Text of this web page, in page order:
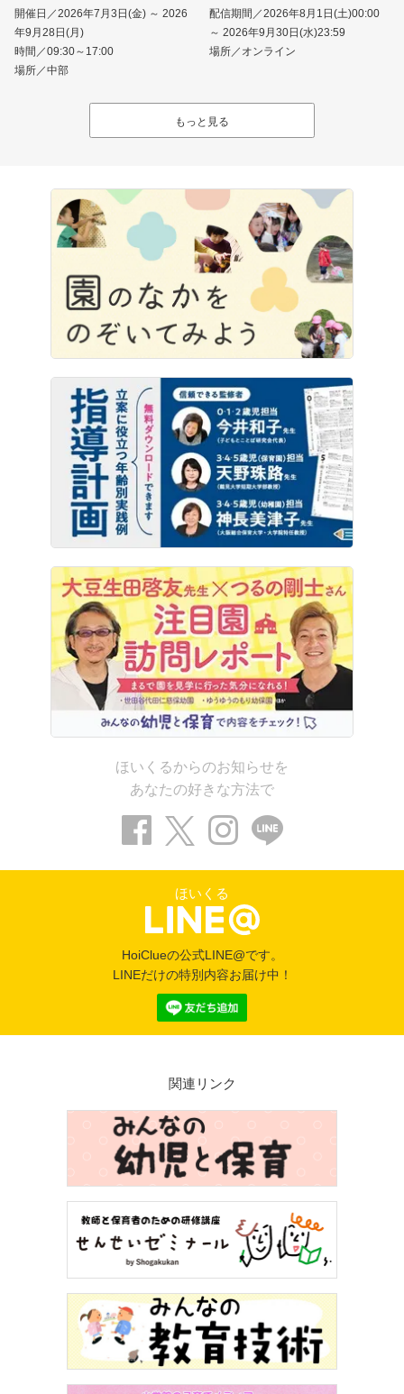
開催日／2026年7月3日(金) ～ 2026
年9月28日(月)
時間／09:30～17:00
場所／中部
配信期間／2026年8月1日(土)00:00
～ 2026年9月30日(水)23:59
場所／オンライン
もっと見る
ほいくるからのお知らせを
あなたの好きな方法で
ほいくる
HoiClueの公式LINE@です。
LINEだけの特別内容お届け中！
関連リンク